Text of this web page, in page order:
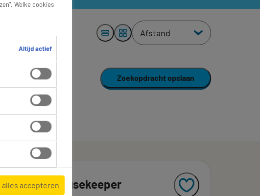
Zoekopdracht opslaan
Housekeeper
Welke cookies
Altijd actief
alles accepteren